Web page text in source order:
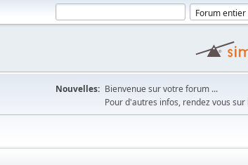
Nouvelles: Bienvenue sur votre forum ...
Pour d'autres infos, rendez vous sur